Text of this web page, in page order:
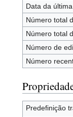
Data da
Número total
Número total
Número de
Número
Predefinição